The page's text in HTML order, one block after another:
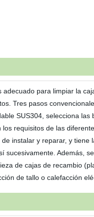
adecuado para limpiar la
Tres pasos
SUS304, selecciona
requisitos de las
instalar y reparar, y
sucesivamente. Además,
de cajas de recambio
de tallo o calefacción